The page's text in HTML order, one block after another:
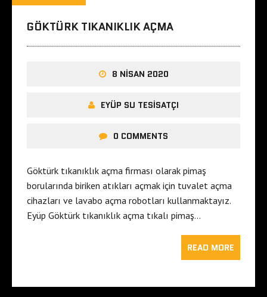
GÖKTÜRK TIKANIKLIK AÇMA
8 NISAN 2020
EYÜP SU TESISATÇI
0 COMMENTS
Göktürk tıkanıklık açma firması olarak pimaş
borularında biriken atıkları açmak için tuvalet açma
cihazları ve lavabo açma robotları kullanmaktayız.
Eyüp Göktürk tıkanıklık açma tıkalı pimaş…
READ MORE